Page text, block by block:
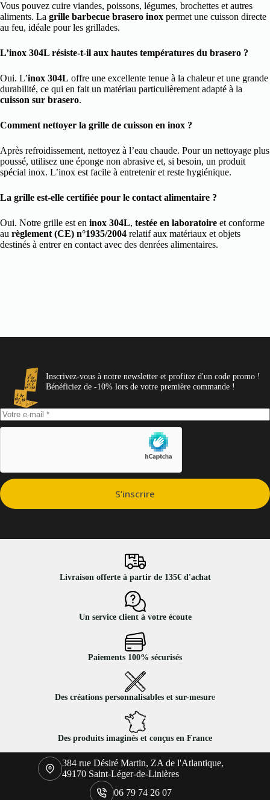
Vous pouvez cuire viandes, poissons, légumes, brochettes et autres
aliments. La grille barbecue brasero inox permet une cuisson directe
au feu, idéale pour les grillades.
L’inox 304L résiste-t-il aux hautes températures du brasero ?
Oui. L’inox 304L offre une excellente tenue à la chaleur et une grande
durabilité, ce qui en fait un matériau particulièrement adapté à la
cuisson sur brasero.
Comment nettoyer la grille de cuisson en inox ?
Après refroidissement, nettoyez à l’eau chaude. Pour un nettoyage plus
poussé, utilisez une éponge non abrasive et, si besoin, un produit
spécial inox. L’inox est facile à entretenir et reste hygiénique.
La grille est-elle certifiée pour le contact alimentaire ?
Oui. Notre grille est en inox 304L, testée en laboratoire et conforme
au règlement (CE) n°1935/2004 relatif aux matériaux et objets
destinés à entrer en contact avec des denrées alimentaires.
Inscrivez-vous à notre newsletter et profitez d'un code promo !
Bénéficiez de -10% lors de votre première commande !
S’inscrire
Livraison offerte à partir de 135€ d'achat
Un service client à votre écoute
Paiements 100% sécurisés
Des créations personnalisables et sur-mesure
Des produits imaginés et conçus en France
384 rue Désiré Martin, ZA de l'Atlantique,
49170 Saint-Léger-de-Linières
06 79 74 26 07